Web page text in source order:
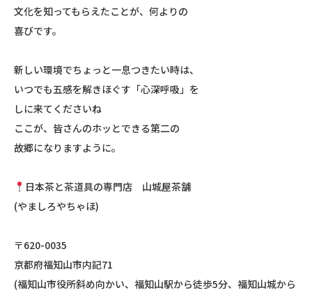
文化を知ってもらえたことが、何よりの
喜びです。
新しい環境でちょっと一息つきたい時は、
いつでも五感を解きほぐす「心深呼吸」を
しに来てくださいね
ここが、皆さんのホッとできる第二の
故郷になりますように。
日本茶と茶道具の専門店 山城屋茶舗
(やましろやちゃほ)
〒620-0035
京都府福知山市内記71
(福知山市役所斜め向かい、福知山駅から徒歩5分、福知山城から